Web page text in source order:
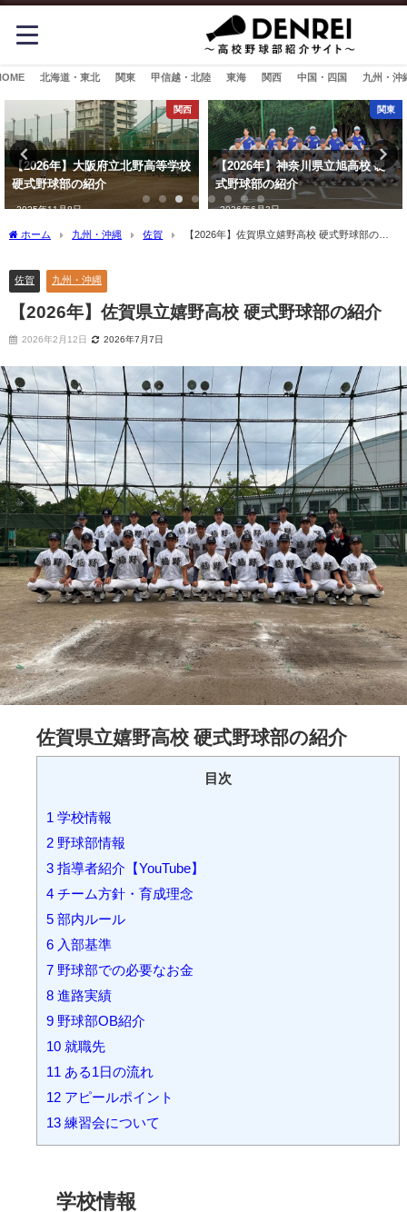
北海道・東北 関東 甲信越・北陸 東海 関西 中国・四国 九州・沖
関西
【2026年】大阪府立北野高等学校
硬式野球部の紹介
2025年11月8日
関東
【2026年】神奈川県立旭高校 硬
式野球部の紹介
2026年6月3日
ホーム 九州・沖縄 佐賀
【2026年】佐賀県立嬉野高校 硬式野球部の紹
佐賀 九州・沖縄
【2026年】佐賀県立嬉野高校 硬式野球部の紹介
2026年2月12日 2026年7月7日
佐賀県立嬉野高校 硬式野球部の紹介
目次
1 学校情報
2 野球部情報
3 指導者紹介【YouTube】
4 チーム方針・育成理念
5 部内ルール
6 入部基準
7 野球部での必要なお金
8 進路実績
9 野球部OB紹介
10 就職先
11 ある1日の流れ
12 アピールポイント
13 練習会について
学校情報